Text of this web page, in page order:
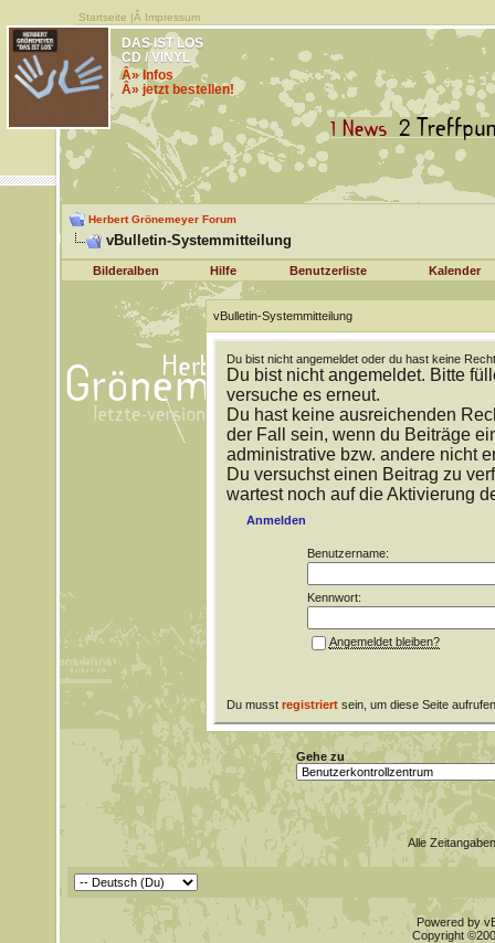
Startseite |Â Impressum
DAS IST LOS
CD / VINYL
Â» Infos
Â» jetzt bestellen!
Herbert Grönemeyer Forum
vBulletin-Systemmitteilung
Bilderalben Hilfe Benutzerliste Kalender
vBulletin-Systemmitteilung
Du bist nicht angemeldet oder du hast keine
Du bist nicht angemeldet. Bitte
versuche es erneut.
Du hast keine ausreichenden
der Fall sein, wenn du Beiträge
administrative bzw. andere nicht
Du versuchst einen Beitrag zu
wartest noch auf die Aktivierung
Anmelden
Benutzername:
Kennwort:
Angemeldet bleiben?
Du musst registriertsein, um diese Seite
Gehe zu
Alle
Powered by
Copyright